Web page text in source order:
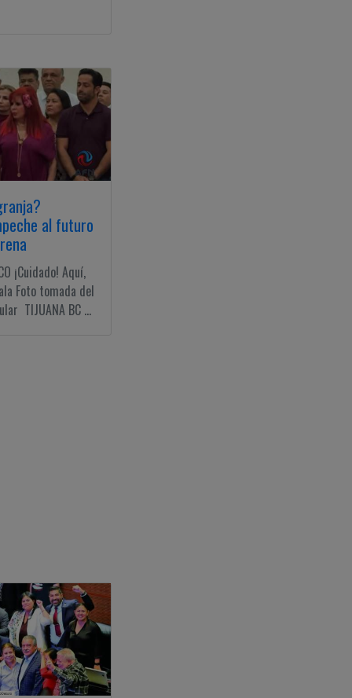
al futuro
¡Cuidado! Aquí,
Foto tomada del
TIJUANA BC ...